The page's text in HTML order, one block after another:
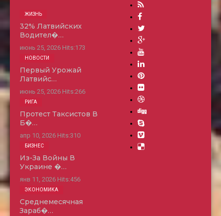
32% Латвийских
Водител�…
июнь 25, 2026 Hits:173
ЖИЗНЬ
Первый Урожай
Латвийс…
июнь 25, 2026 Hits:266
НОВОСТИ
Протест Таксистов В
Б�…
апр 10, 2026 Hits:310
РИГА
Из-За Войны В
Украине �…
янв 11, 2026 Hits:456
БИЗНЕС
Среднемесячная
Зараб�…
ЭКОНОМИКА